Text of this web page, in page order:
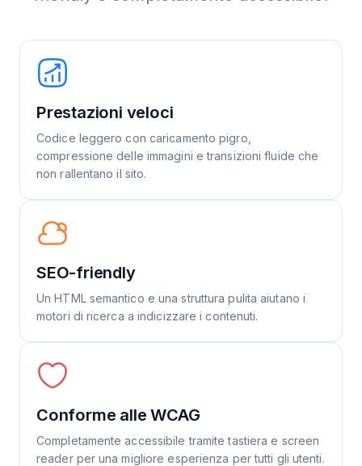
Prestazioni veloci
Codice leggero con caricamento pigro,
compressione delle immagini e transizioni fluide che
non rallentano il sito.
SEO-friendly
Un HTML semantico e una struttura pulita aiutano i
motori di ricerca a indicizzare i contenuti.
Conforme alle WCAG
Completamente accessibile tramite tastiera e screen
reader per una migliore esperienza per tutti gli utenti.